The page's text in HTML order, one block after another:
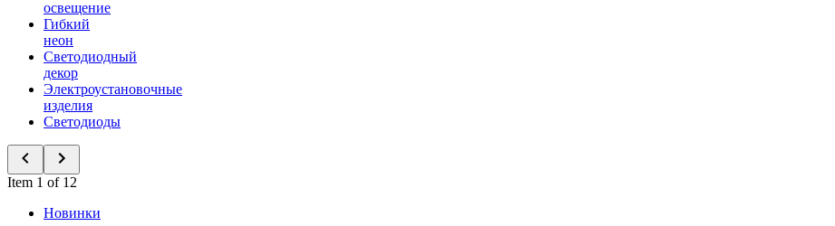
освещение
Гибкий
неон
Светодиодный
декор
Электроустановочные
изделия
Светодиоды
Item 1 of 12
Новинки